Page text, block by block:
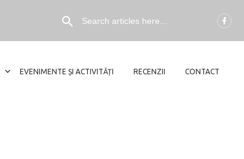
EVENIMENTE ȘI ACTIVITĂȚI RECENZII CONTACT